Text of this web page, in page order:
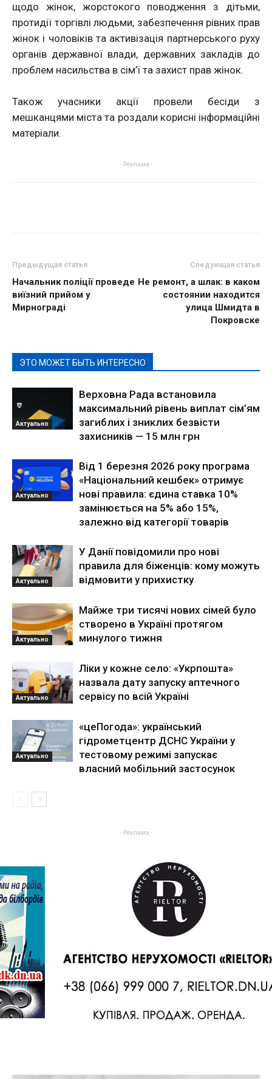
щодо жінок, жорстокого поводження з дітьми,
протидії торгівлі людьми, забезпечення рівних прав
жінок і чоловіків та активізація партнерського руху
органів державної влади, державних закладів до
проблем насильства в сім’ї та захист прав жінок.
Також учасники акції провели бесіди з
мешканцями міста та роздали корисні інформаційні
матеріали.
- Реклама -
Предыдущая статья
Начальник поліції проведе
виїзний прийом у
Мирнограді
Следующая статья
Не ремонт, а шлак: в каком
состоянии находится
улица Шмидта в
Покровске
ЭТО МОЖЕТ БЫТЬ ИНТЕРЕСНО
Актуально
Верховна Рада встановила
максимальний рівень виплат сім’ям
загиблих і зниклих безвісти
захисників — 15 млн грн
Актуально
Від 1 березня 2026 року програма
«Національний кешбек» отримує
нові правила: єдина ставка 10%
замінюється на 5% або 15%,
залежно від категорії товарів
Актуально
У Данії повідомили про нові
правила для біженців: кому можуть
відмовити у прихистку
Актуально
Майже три тисячі нових сімей було
створено в Україні протягом
минулого тижня
Актуально
Ліки у кожне село: «Укрпошта»
назвала дату запуску аптечного
сервісу по всій Україні
Актуально
«цеПогода»: український
гідрометцентр ДСНС України у
тестовому режимі запускає
власний мобільний застосунок
- Реклама -